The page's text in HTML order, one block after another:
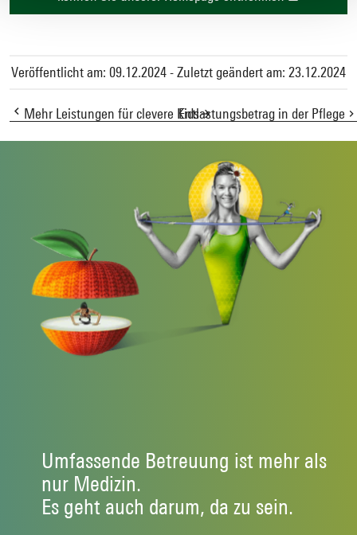
Veröffentlicht am: 09.12.2024 - Zuletzt geändert am: 23.12.2024
Mehr Leistungen für clevere KidsEntlastungsbetrag in der Pflege
Umfassende Betreuung ist mehr als
nur Medizin.
Es geht auch darum, da zu sein.